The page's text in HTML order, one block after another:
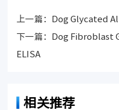
上一篇：
Dog Glycated
下一篇：
Dog Fibroblast
ELISA
相关推荐